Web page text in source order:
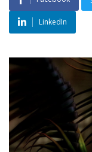
LinkedIn